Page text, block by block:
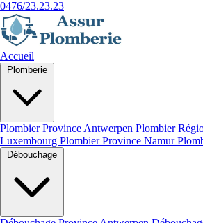
0476/23.23.23
Accueil
Plombier Province Antwerpen Plombier
Luxembourg Plombier Province Namur